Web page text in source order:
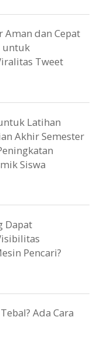
Aman dan Cepat
untuk
Tweet
Latihan
Akhir Semester
Siswa
Dapat
Pencari?
Ada Cara